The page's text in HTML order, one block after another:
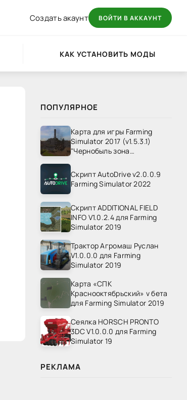
Создать акаунт ВОЙТИ В АККАУНТ
КАК УСТАНОВИТЬ МОДЫ
ПОПУЛЯРНОЕ
Карта для игры Farming
Simulator 2017 (v1.5.3.1)
"Чернобыль зона
Скрипт AutoDrive v2.0.0.9
Farming Simulator 2022
Скрипт ADDITIONAL FIELD
INFO V1.0.2.4 для Farming
Simulator 2019
Трактор Агромаш Руслан
V1.0.0.0 для Farming
Simulator 2019
Карта «СПК
Краснооктябрьский» v бета
для Farming Simulator 2019
Сеялка HORSCH PRONTO
3DC V1.0.0.0 для Farming
Simulator 19
РЕКЛАМА